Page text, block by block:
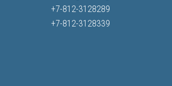
+7-812-3128289
+7-812-3128339